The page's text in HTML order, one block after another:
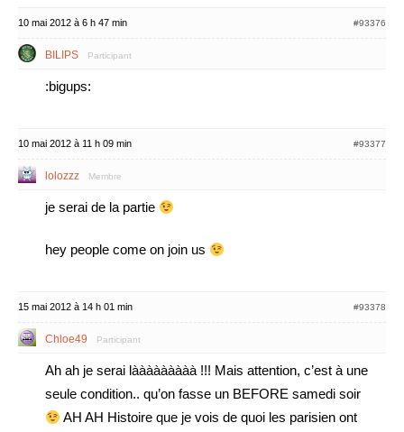
10 mai 2012 à 6 h 47 min #93376
BILIPS Participant
:bigups:
10 mai 2012 à 11 h 09 min #93377
lolozzz Membre
je serai de la partie
hey people come on join us
15 mai 2012 à 14 h 01 min #93378
Chloe49 Participant
Ah ah je serai lààààààààà !!! Mais attention, c’est à une
seule condition.. qu’on fasse un BEFORE samedi soir
AH AH Histoire que je vois de quoi les parisien ont